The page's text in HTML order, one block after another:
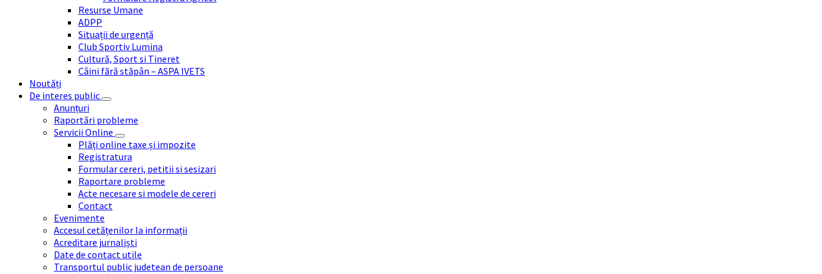
Resurse Umane
ADPP
Situații de urgență
Club Sportiv Lumina
Cultură, Sport si Tineret
Câini fără stăpân – ASPA IVETS
Noutăți
De interes public
Anunțuri
Raportări probleme
Servicii Online
Plăți online taxe și impozite
Registratura
Formular cereri, petitii si sesizari
Raportare probleme
Acte necesare si modele de cereri
Contact
Evenimente
Accesul cetățenilor la informații
Acreditare jurnaliști
Date de contact utile
Transportul public judetean de persoane